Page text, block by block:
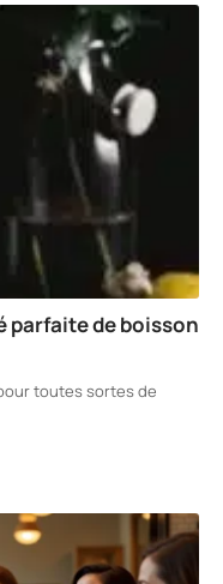
parfaite de boisson
toutes sortes de